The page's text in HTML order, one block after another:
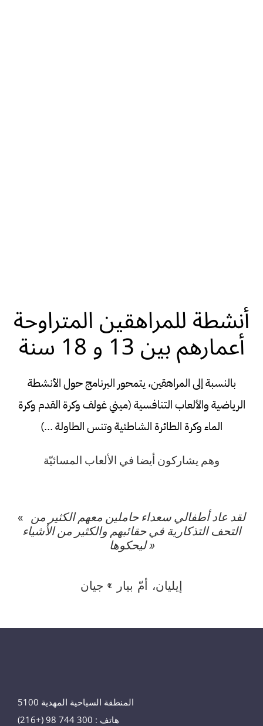
أنشطة للمراهقين المتراوحة
أعمارهم بين 13 و 18 سنة
بالنسبة إلى المراهقين، يتمحور البرنامج حول الأنشطة
الرياضية والألعاب التنافسية (ميني غولف وكرة القدم وكرة
الماء وكرة الطائرة الشاطئية وتنس الطاولة …)
وهم يشاركون أيضا في الألعاب المسائيّة
«
التحف التذكارية في حقائبهم والكثير من الأشياء
ليحكوها »
إيليان، أمّ بيار & جيان
المنطقة السياحية المهدية 5100
هاتف : 300 744 98 (+216)